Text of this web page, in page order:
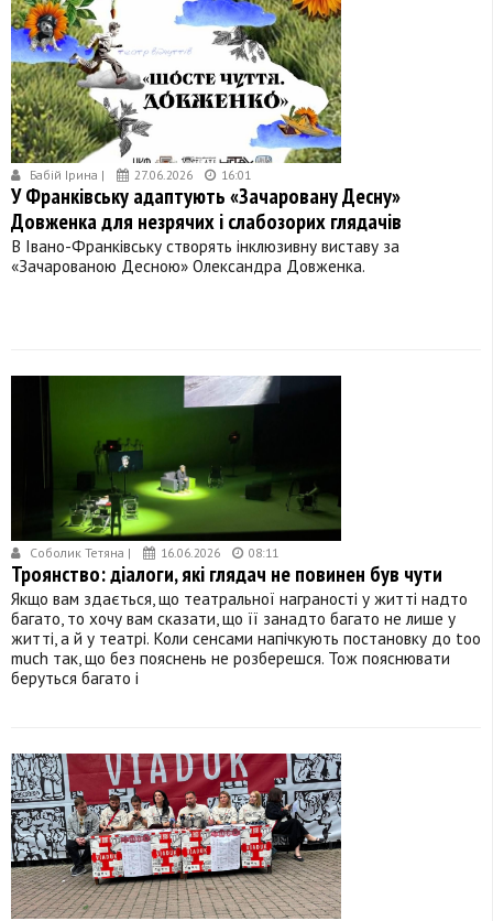
Бабій Ірина | 27.06.2026 16:01
У Франківську адаптують «Зачаровану Десну»
Довженка для незрячих і слабозорих глядачів
В Івано-Франківську створять інклюзивну виставу за
«Зачарованою Десною» Олександра Довженка.
Соболик Тетяна | 16.06.2026 08:11
Троянство: діалоги, які глядач не повинен був чути
Якщо вам здається, що театральної награності у житті надто
багато, то хочу вам сказати, що її занадто багато не лише у
житті, а й у театрі. Коли сенсами напічкують постановку до too
much так, що без пояснень не розберешся. Тож пояснювати
беруться багато і